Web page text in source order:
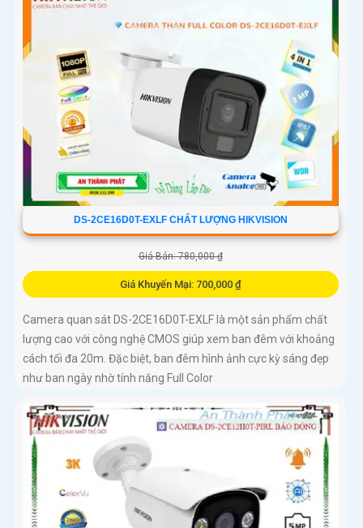
DS-2CE16D0T-EXLF CHẤT LƯỢNG HIKVISION
Giá Bán: 780,000 ₫
Giá Khuyến Mại: 700,000 ₫
Camera quan sát DS-2CE16D0T-EXLF là một sản phẩm chất
lượng cao với công nghệ CMOS giúp xem ban đêm với khoảng
cách tối đa 20m. Đặc biệt, ban đêm hình ảnh cực kỳ sáng đẹp
như ban ngày nhờ tính năng Full Color